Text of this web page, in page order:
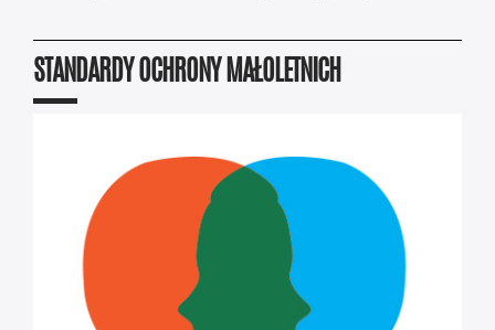
STANDARDY OCHRONY MAŁOLETNICH